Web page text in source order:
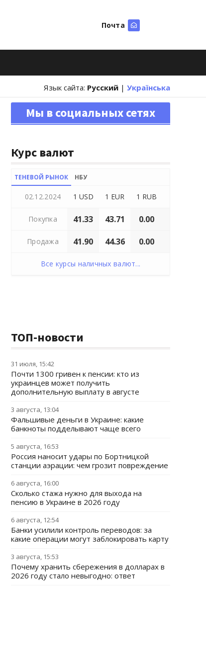
Почта
Язык сайта: Русский | Українська
Мы в социальных сетях
Курс валют
ТЕНЕВОЙ РЫНОК НБУ
02.12.2024 1 USD 1 EUR 1 RUB
Покупка 41.33 43.71 0.00
Продажа 41.90 44.36 0.00
Все курсы наличных валют...
ТОП-новости
31 июля, 15:42
Почти 1300 гривен к пенсии: кто из
украинцев может получить
дополнительную выплату в августе
3 августа, 13:04
Фальшивые деньги в Украине: какие
банкноты подделывают чаще всего
5 августа, 16:53
Россия наносит удары по Бортницкой
станции аэрации: чем грозит повреждение
6 августа, 16:00
Сколько стажа нужно для выхода на
пенсию в Украине в 2026 году
6 августа, 12:54
Банки усилили контроль переводов: за
какие операции могут заблокировать карту
3 августа, 15:53
Почему хранить сбережения в долларах в
2026 году стало невыгодно: ответ